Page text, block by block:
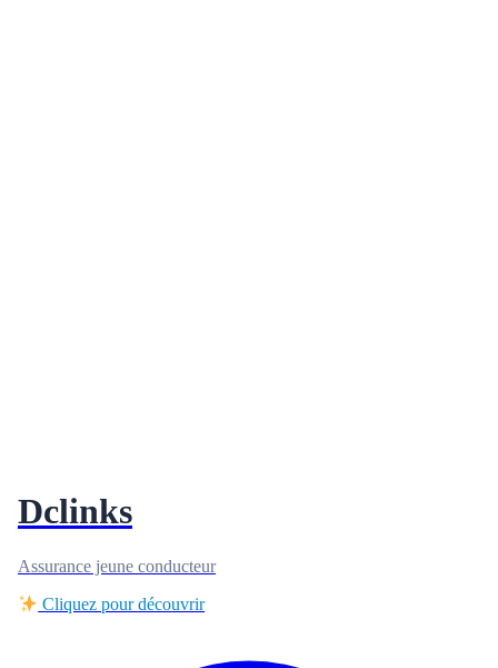
Dclinks
Assurance jeune conducteur
Cliquez pour découvrir